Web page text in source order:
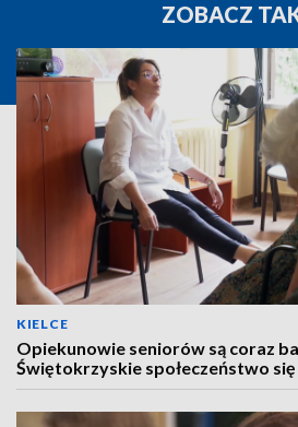
ZOBACZ
KIELCE
Opiekunowie seniorów są coraz
Świętokrzyskie społeczeństwo